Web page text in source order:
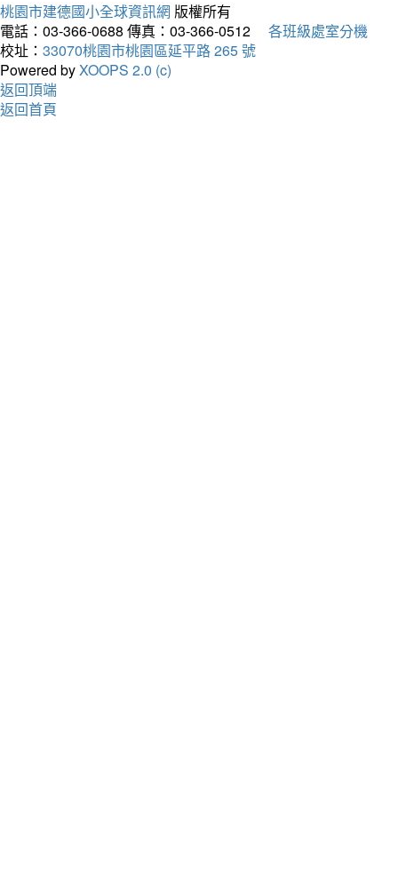
桃園市建德國小全球資訊網 版權所有
電話：03-366-0688 傳真：03-366-0512
各班級處室分機
校址： 33070桃園市桃園區延平路 265 號
Powered byXOOPS 2.0 (c)
返回頂端
返回首頁